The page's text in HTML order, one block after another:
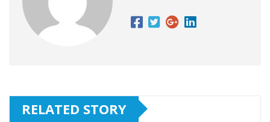
RELATED STORY